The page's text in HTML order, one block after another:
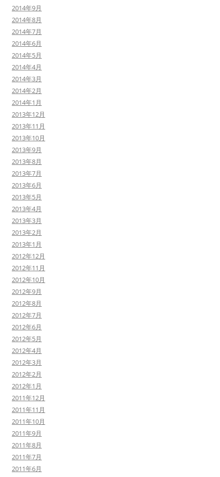
2014年9月
2014年8月
2014年7月
2014年6月
2014年5月
2014年4月
2014年3月
2014年2月
2014年1月
2013年12月
2013年11月
2013年10月
2013年9月
2013年8月
2013年7月
2013年6月
2013年5月
2013年4月
2013年3月
2013年2月
2013年1月
2012年12月
2012年11月
2012年10月
2012年9月
2012年8月
2012年7月
2012年6月
2012年5月
2012年4月
2012年3月
2012年2月
2012年1月
2011年12月
2011年11月
2011年10月
2011年9月
2011年8月
2011年7月
2011年6月